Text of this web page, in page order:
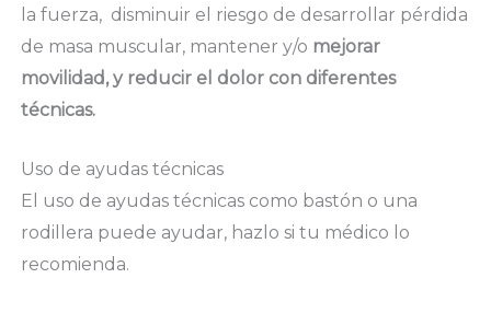
la fuerza, disminuir el riesgo de desarrollar pérdida
de masa muscular, mantener y/o mejorar
movilidad, y reducir el dolor con diferentes
técnicas.
Uso de ayudas técnicas
El uso de ayudas técnicas como bastón o una
rodillera puede ayudar, hazlo si tu médico lo
recomienda.